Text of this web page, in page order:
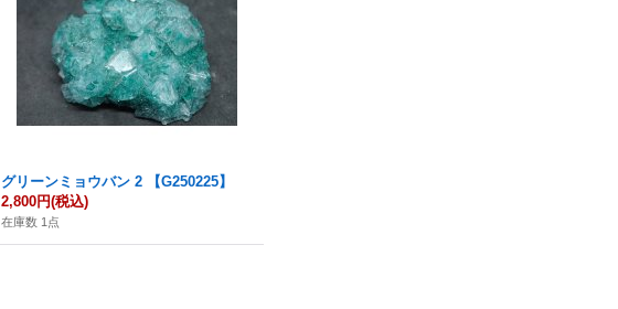
グリーンミョウバン 2 【G250225】
2,800円(税込)
在庫数 1点